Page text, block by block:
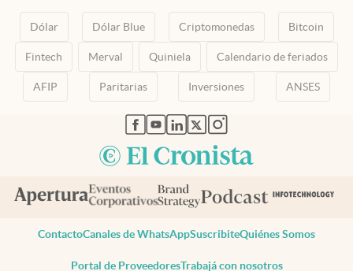
Dólar Dólar Blue Criptomonedas Bitcoin
Fintech Merval Quiniela Calendario de feriados
AFIP Paritarias Inversiones ANSES
abre en nueva pestaña
abre en nueva pestaña
abre en nueva pestaña
abre en nueva pestaña
abre en nueva pestaña
ContactoCanales de WhatsAppSuscribiteQuiénes Somos
Portal de ProveedoresTrabajá con nosotros